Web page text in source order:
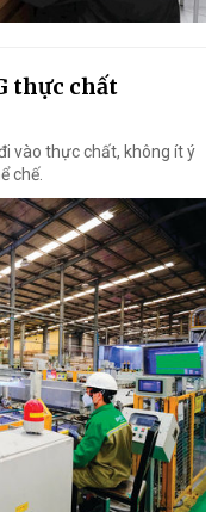
thực chất
vào thực chất, không ít ý
chế.